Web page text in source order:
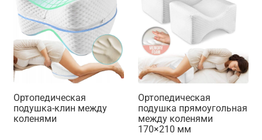
Ортопедическая
подушка-клин между
коленями
Ортопедическая
подушка прямоугольная
между коленями
170×210 мм